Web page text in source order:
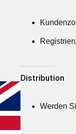
Distribution
Werden